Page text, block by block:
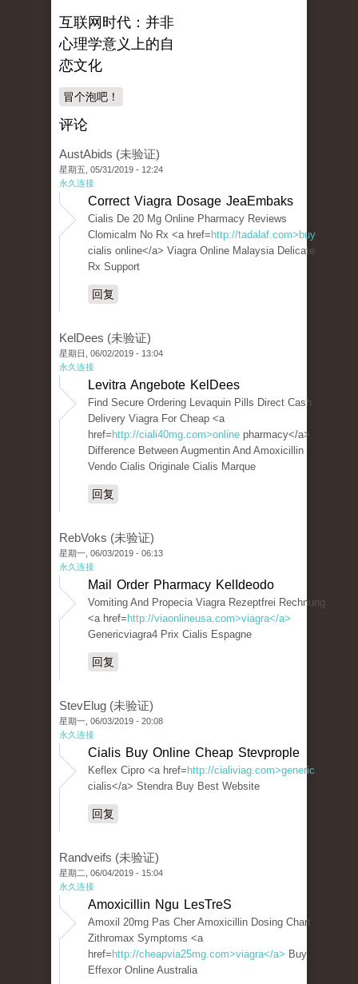
互联网时代：并非
心理学意义上的自
恋文化
冒个泡吧！
评论
AustAbids (未验证)
星期五, 05/31/2019 - 12:24
永久连接
Correct Viagra Dosage JeaEmbaks
Cialis De 20 Mg Online Pharmacy Reviews
Clomicalm No Rx <a href= http://tadalaf.com>buy
cialis online</a> Viagra Online Malaysia Delicate
Rx Support
回复
KelDees (未验证)
星期日, 06/02/2019 - 13:04
永久连接
Levitra Angebote KelDees
Find Secure Ordering Levaquin Pills Direct Cash
Delivery Viagra For Cheap <a
href= http://ciali40mg.com>online pharmacy</a>
Difference Between Augmentin And Amoxicillin
Vendo Cialis Originale Cialis Marque
回复
RebVoks (未验证)
星期一, 06/03/2019 - 06:13
永久连接
Mail Order Pharmacy KelIdeodo
Vomiting And Propecia Viagra Rezeptfrei Rechnung
<a href= http://viaonlineusa.com>viagra</a>
Genericviagra4 Prix Cialis Espagne
回复
StevElug (未验证)
星期一, 06/03/2019 - 20:08
永久连接
Cialis Buy Online Cheap Stevprople
Keflex Cipro <a href= http://cialiviag.com>generic
cialis</a> Stendra Buy Best Website
回复
Randveifs (未验证)
星期二, 06/04/2019 - 15:04
永久连接
Amoxicillin Ngu LesTreS
Amoxil 20mg Pas Cher Amoxicillin Dosing Chart
Zithromax Symptoms <a
href= http://cheapvia25mg.com>viagra</a> Buy
Effexor Online Australia